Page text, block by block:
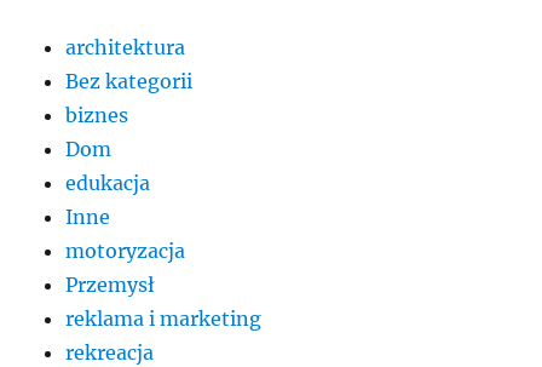
architektura
Bez kategorii
biznes
Dom
edukacja
Inne
motoryzacja
Przemysł
reklama i marketing
rekreacja